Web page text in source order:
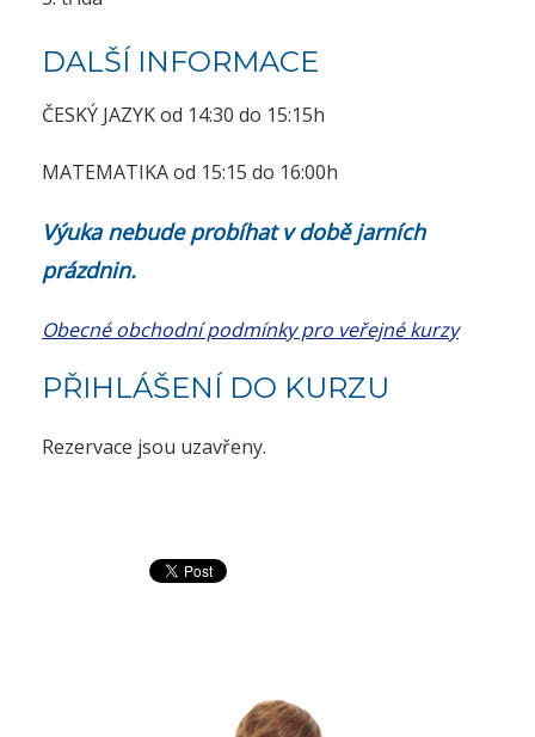
DALŠÍ INFORMACE
ČESKÝ JAZYK od 14:30 do 15:15h
MATEMATIKA od 15:15 do 16:00h
Výuka nebude probíhat v době jarních
prázdnin.
Obecné obchodní podmínky pro veřejné kurzy
PŘIHLÁŠENÍ DO KURZU
Rezervace jsou uzavřeny.